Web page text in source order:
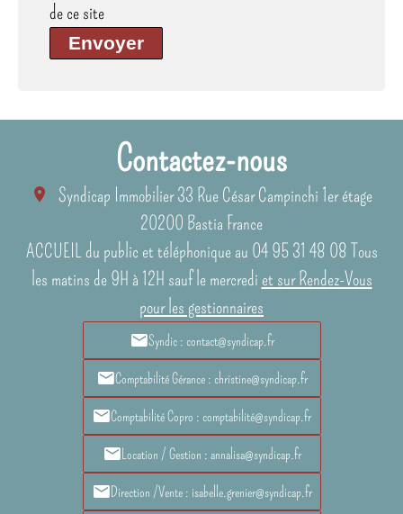
de ce site
Envoyer
Contactez-nous
Syndicap Immobilier33 Rue César Campinchi 1er étage
20200 Bastia France
ACCUEIL du public et téléphonique au 04 95 31 48 08 Tous
les matins de 9H à 12H sauf le mercredi et sur Rendez-Vous
pour les gestionnaires
Syndic : contact@syndicap.fr
Comptabilité Gérance : christine@syndicap.fr
Comptabilité Copro : comptabilité@syndicap.fr
Location / Gestion : annalisa@syndicap.fr
Direction /Vente : isabelle.grenier@syndicap.fr